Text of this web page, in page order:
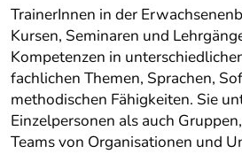
TrainerInnen in der
Kursen, Seminaren und
Kompetenzen in
fachlichen Themen, Sprachen,
methodischen Fähigkeiten. Sie
Einzelpersonen als auch
Teams von Organisationen und